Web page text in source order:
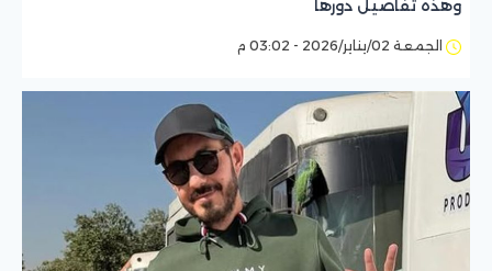
وهذه تفاصيل دورها
الجمعة 02/يناير/2026 - 03:02 م